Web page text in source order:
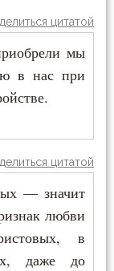
цитатой
мы
в нас при
цитатой
— значит
любви
в
даже до